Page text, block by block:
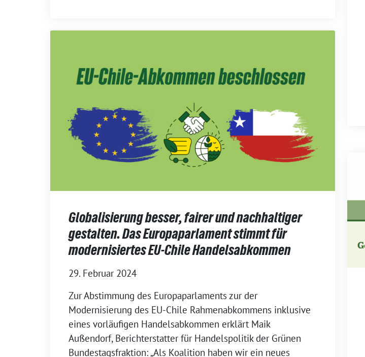
Globalisierung besser, fairer und nachhaltiger
gestalten. Das Europaparlament stimmt für
modernisiertes EU-Chile Handelsabkommen
29. Februar 2024
Zur Abstimmung des Europaparlaments zur der
Modernisierung des EU-Chile Rahmenabkommens inklusive
eines vorläufigen Handelsabkommen erklärt Maik
Außendorf, Berichterstatter für Handelspolitik der Grünen
Bundestagsfraktion: „Als Koalition haben wir ein neues